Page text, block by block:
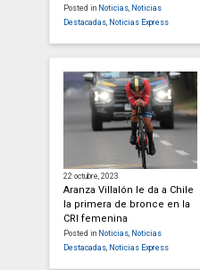
Posted in Noticias, Noticias
Destacadas, Noticias Express
22 octubre, 2023
Aranza Villalón le da a Chile
la primera de bronce en la
CRI femenina
Posted in Noticias, Noticias
Destacadas, Noticias Express